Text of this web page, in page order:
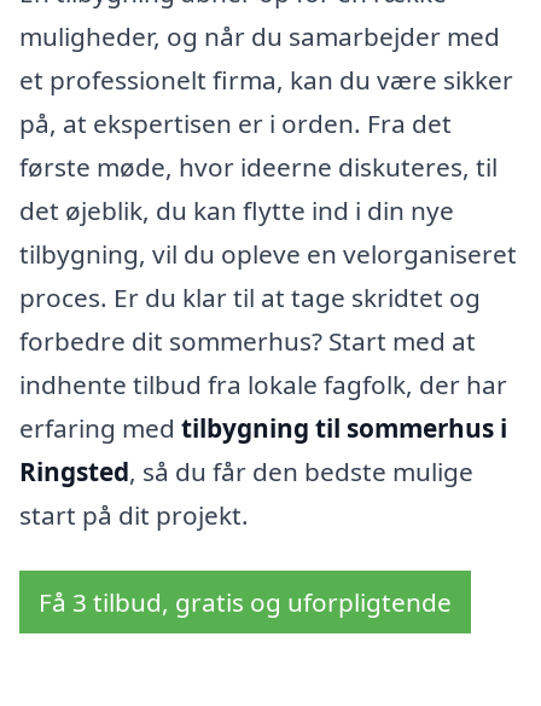
muligheder, og når du samarbejder med
et professionelt firma, kan du være sikker
på, at ekspertisen er i orden. Fra det
første møde, hvor ideerne diskuteres, til
det øjeblik, du kan flytte ind i din nye
tilbygning, vil du opleve en velorganiseret
proces. Er du klar til at tage skridtet og
forbedre dit sommerhus? Start med at
indhente tilbud fra lokale fagfolk, der har
erfaring med tilbygning til sommerhus i
Ringsted, så du får den bedste mulige
start på dit projekt.
Få 3 tilbud, gratis og uforpligtende